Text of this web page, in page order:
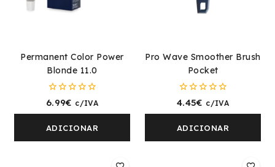
Permanent Color Power
Blonde 11.0
0
5
6.99€ c/IVA
ADICIONAR
Pro Wave Smoother Brush
Pocket
0
5
4.45€ c/IVA
ADICIONAR